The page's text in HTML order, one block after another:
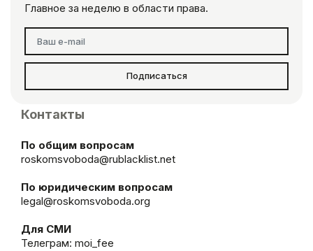
Главное за неделю в области права.
Подписаться
Контакты
По общим вопросам
roskomsvoboda@rublacklist.net
По юридическим вопросам
legal@roskomsvoboda.org
Для СМИ
Телеграм: moi_fee